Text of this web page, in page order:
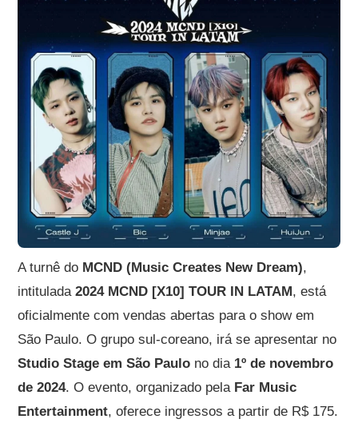
A turnê do MCND (Music Creates New Dream),
intitulada2024 MCND [X10] TOUR IN LATAM, está
oficialmente com vendas abertas para o show em
São Paulo. O grupo sul-coreano, irá se apresentar no
Studio Stage em São Paulo no dia 1º de novembro
de 2024. O evento, organizado pela Far Music
Entertainment, oferece ingressos a partir de R$ 175.